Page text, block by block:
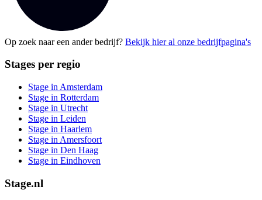
Op zoek naar een ander bedrijf? Bekijk hier al onze bedrijfpagina's
Stages per regio
Stage in Amsterdam
Stage in Rotterdam
Stage in Utrecht
Stage in Leiden
Stage in Haarlem
Stage in Amersfoort
Stage in Den Haag
Stage in Eindhoven
Stage.nl